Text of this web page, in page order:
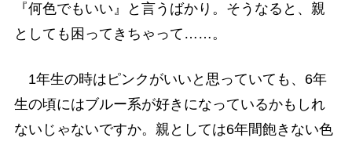
『何色でもいい』と言うばかり。そうなると、親
としても困ってきちゃって……。
1年生の時はピンクがいいと思っていても、6年
生の頃にはブルー系が好きになっているかもしれ
ないじゃないですか。親としては6年間飽きない色